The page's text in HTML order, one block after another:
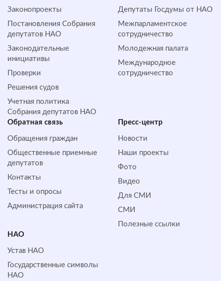
Законопроекты
Постановления Собрания
депутатов НАО
Законодательные
инициативы
Проверки
Решения судов
Учетная политика
Собрания депутатов НАО
Депутаты Госдумы от НАО
Межпарламентское
сотрудничество
Молодежная палата
Международное
сотрудничество
Обратная cвязь
Обращения граждан
Общественные приемные
депутатов
Контакты
Тесты и опросы
Администрация сайта
Пресс-центр
Новости
Наши проекты
Фото
Видео
Для СМИ
СМИ
Полезные ссылки
НАО
Устав НАО
Государственные символы
НАО